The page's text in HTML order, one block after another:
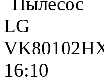
16:10